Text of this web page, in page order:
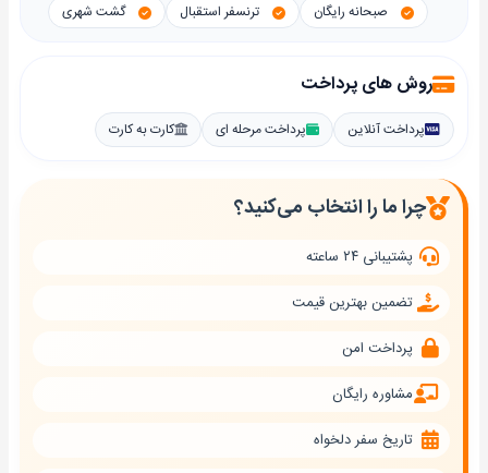
صبحانه رایگان ترنسفر استقبال گشت شهری
روش های پرداخت
پرداخت آنلاین پرداخت مرحله ای کارت به کارت
چرا ما را انتخاب می‌کنید؟
پشتیبانی ۲۴ ساعته
تضمین بهترین قیمت
پرداخت امن
مشاوره رایگان
تاریخ سفر دلخواه